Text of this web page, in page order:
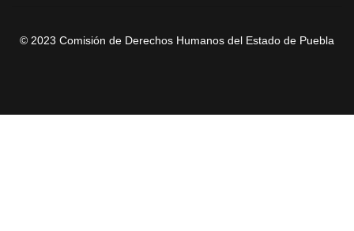
© 2023 Comisión de Derechos Humanos del Estado de Puebla